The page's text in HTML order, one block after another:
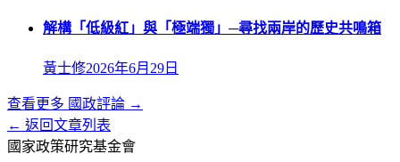
解構「低級紅」與「極端獨」─尋找兩岸的歷史共鳴箱
黃士修2026年6月29日
查看更多 國政評論 →
← 返回文章列表
國家政策研究基金會